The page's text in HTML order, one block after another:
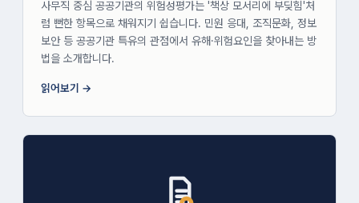
사무직 중심 공공기관의 위험성평가는 '책상 모서리에 부딪힘'처
럼 뻔한 항목으로 채워지기 쉽습니다. 민원 응대, 조직문화, 정보
보안 등 공공기관 특유의 관점에서 유해·위험요인을 찾아내는 방
법을 소개합니다.
읽어보기